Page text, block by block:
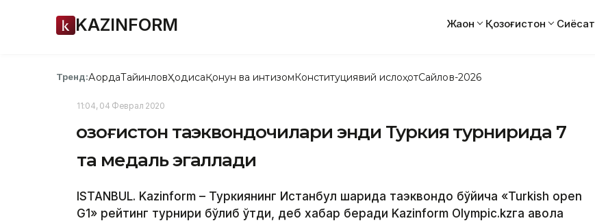
KAZINFORM Жаҳон Қозоғистон Сиёсат
Тренд:АқордаТайинловҲодисаҚонун ва интизомКонституциявий ислоҳотСайлов-2026
11:04, 04 Феврал 2020
Қозоғистон таэквондочилари энди Туркия турнирида 7
та медаль эгаллади
ISTANBUL. Kazinform – Туркиянинг Истанбул шаҳрида таэквондо бўйича «Turkish open
G1» рейтинг турнири бўлиб ўтди, деб хабар беради Kazinform Olympic.kzга ҳавола